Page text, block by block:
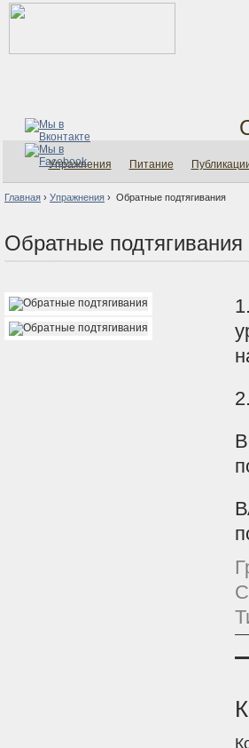
Упражнения Питание
Главная › Упражнения › Обратные подтягивания
Обратные подтягивания